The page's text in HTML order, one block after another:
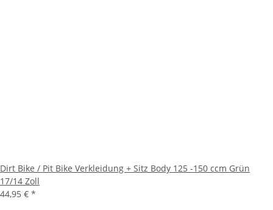
Dirt Bike / Pit Bike Verkleidung + Sitz Body 125 -150 ccm Grün
17/14 Zoll
44,95 € *